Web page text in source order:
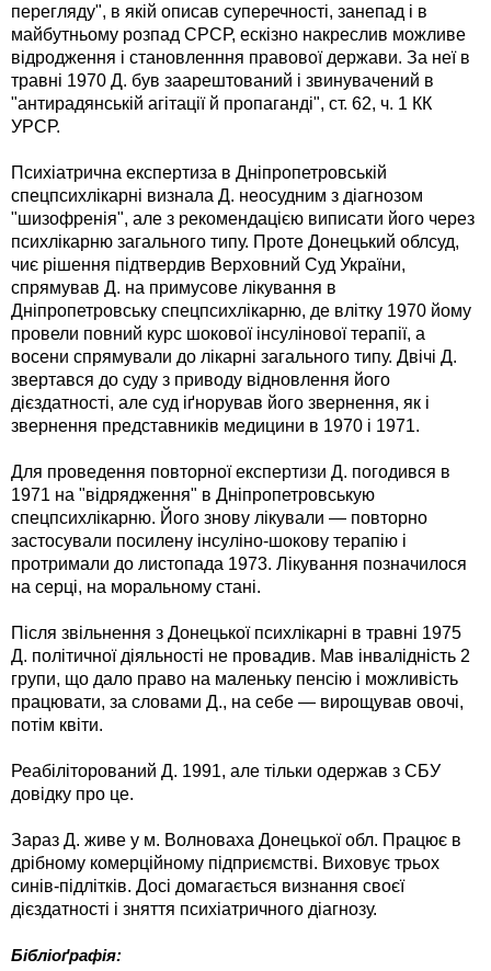
перегляду", в якій описав суперечності, занепад і в
майбутньому розпад СРСР, ескізно накреслив можливе
відродження і становленння правової держави. За неї в
травні 1970 Д. був заарештований і звинувачений в
"антирадянській агітації й пропаганді", ст. 62, ч. 1 КК
УРСР.
Психіатрична експертиза в Дніпропетровській
спецпсихлікарні визнала Д. неосудним з діагнозом
"шизофренія", але з рекомендацією виписати його через
психлікарню загального типу. Проте Донецький облсуд,
чиє рішення підтвердив Верховний Суд України,
спрямував Д. на примусове лікування в
Дніпропетровську спецпсихлікарню, де влітку 1970 йому
провели повний курс шокової інсулінової терапії, а
восени спрямували до лікарні загального типу. Двічі Д.
звертався до суду з приводу відновлення його
дієздатності, але суд іґнорував його звернення, як і
звернення представників медицини в 1970 і 1971.
Для проведення повторної експертизи Д. погодився в
1971 на "відрядження" в Дніпропетровськую
спецпсихлікарню. Його знову лікували — повторно
застосували посилену інсуліно-шокову терапію і
протримали до листопада 1973. Лікування позначилося
на серці, на моральному стані.
Після звільнення з Донецької психлікарні в травні 1975
Д. політичної діяльності не провадив. Мав інвалідність 2
групи, що дало право на маленьку пенсію і можливість
працювати, за словами Д., на себе — вирощував овочі,
потім квіти.
Реабіліторований Д. 1991, але тільки одержав з СБУ
довідку про це.
Зараз Д. живе у м. Волноваха Донецької обл. Працює в
дрібному комерційному підприємстві. Виховує трьох
синів-підлітків. Досі домагається визнання своєї
дієздатності і зняття психіатричного діагнозу.
Бібліоґрафія: